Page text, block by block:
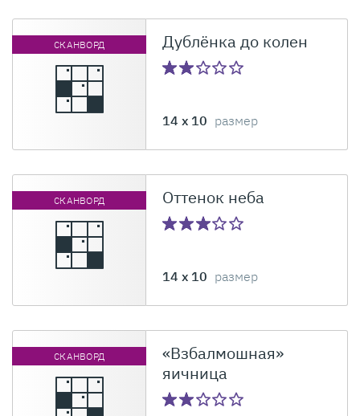
СКАНВОРД Дублёнка до колен
14 x 10 размер
СКАНВОРД Оттенок неба
14 x 10 размер
СКАНВОРД
«Взбалмошная»
яичница